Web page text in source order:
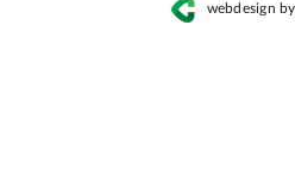
webdesign